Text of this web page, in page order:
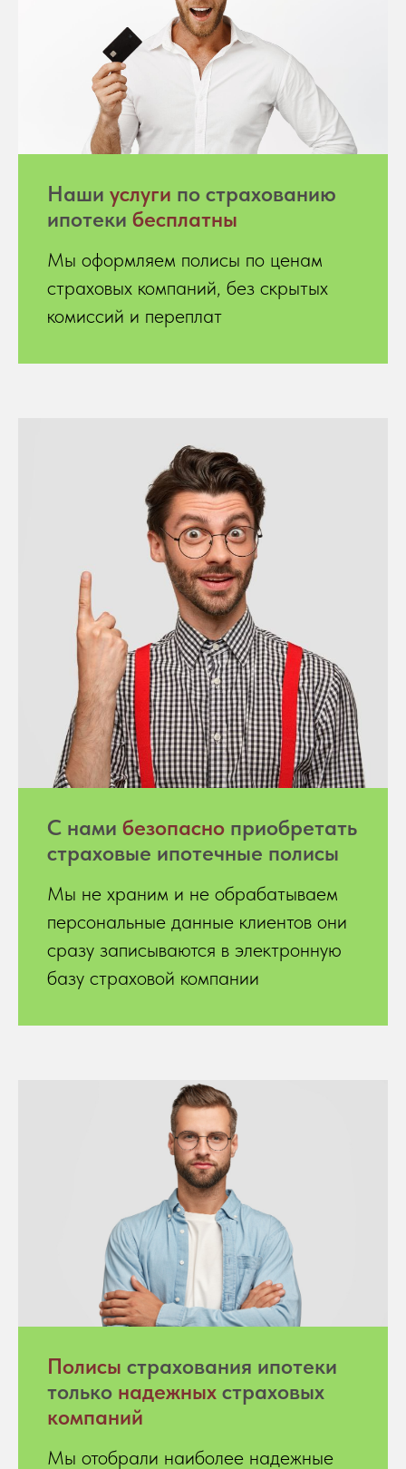
Hаши услуги по страхованию
ипотеки бесплатны
Мы оформляем полисы по ценам
страховых компаний, без скрытых
комиссий и переплат
С нами безопасно приобретать
страховые ипотечные полисы
Мы не храним и не обрабатываем
персональные данные клиентов они
сразу записываются в электронную
базу страховой компании
Полисы страхования ипотеки
только надежных страховых
компаний
Мы отобрали наиболее надежные